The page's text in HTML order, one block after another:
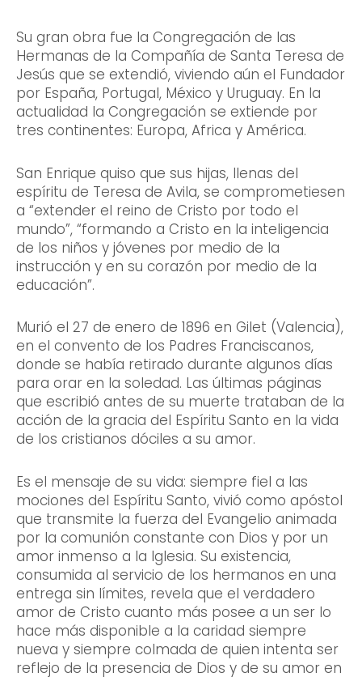
Su gran obra fue la Congregación de las
Hermanas de la Compañía de Santa Teresa de
Jesús que se extendió, viviendo aún el Fundador
por España, Portugal, México y Uruguay. En la
actualidad la Congregación se extiende por
tres continentes: Europa, Africa y América.
San Enrique quiso que sus hijas, llenas del
espíritu de Teresa de Avila, se comprometiesen
a “extender el reino de Cristo por todo el
mundo”, “formando a Cristo en la inteligencia
de los niños y jóvenes por medio de la
instrucción y en su corazón por medio de la
educación”.
Murió el 27 de enero de 1896 en Gilet (Valencia),
en el convento de los Padres Franciscanos,
donde se había retirado durante algunos días
para orar en la soledad. Las últimas páginas
que escribió antes de su muerte trataban de la
acción de la gracia del Espíritu Santo en la vida
de los cristianos dóciles a su amor.
Es el mensaje de su vida: siempre fiel a las
mociones del Espíritu Santo, vivió como apóstol
que transmite la fuerza del Evangelio animada
por la comunión constante con Dios y por un
amor inmenso a la Iglesia. Su existencia,
consumida al servicio de los hermanos en una
entrega sin límites, revela que el verdadero
amor de Cristo cuanto más posee a un ser lo
hace más disponible a la caridad siempre
nueva y siempre colmada de quien intenta ser
reflejo de la presencia de Dios y de su amor en